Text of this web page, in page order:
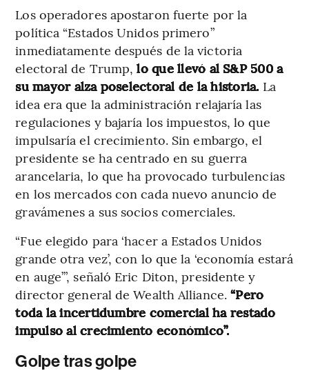
Los operadores apostaron fuerte por la
política “Estados Unidos primero”
inmediatamente después de la victoria
electoral de Trump,lo que llevó al S&P 500 a
su mayor alza poselectoral de la historia. La
idea era que la administración relajaría las
regulaciones y bajaría los impuestos, lo que
impulsaría el crecimiento. Sin embargo, el
presidente se ha centrado en su guerra
arancelaria, lo que ha provocado turbulencias
en los mercados con cada nuevo anuncio de
gravámenes a sus socios comerciales.
“Fue elegido para ‘hacer a Estados Unidos
grande otra vez’, con lo que la ‘economía estará
en auge’”, señaló Eric Diton, presidente y
director general de Wealth Alliance.“Pero
toda la incertidumbre comercial ha restado
impulso al crecimiento económico”.
Golpe tras golpe